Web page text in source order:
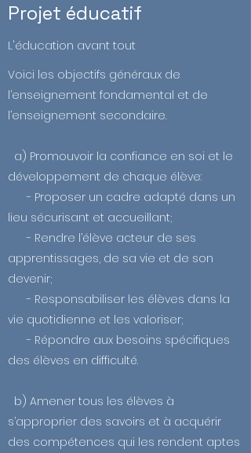
Projet éducatif
L'éducation avant tout
Voici les objectifs généraux de
l’enseignement fondamental et de
l’enseignement secondaire.
a) Promouvoir la confiance en soi et le
développement de chaque élève:
- Proposer un cadre adapté dans un
lieu sécurisant et accueillant;
- Rendre l’élève acteur de ses
apprentissages, de sa vie et de son
devenir;
- Responsabiliser les élèves dans la
vie quotidienne et les valoriser;
- Répondre aux besoins spécifiques
des élèves en difficulté.
b) Amener tous les élèves à
s’approprier des savoirs et à acquérir
des compétences qui les rendent aptes